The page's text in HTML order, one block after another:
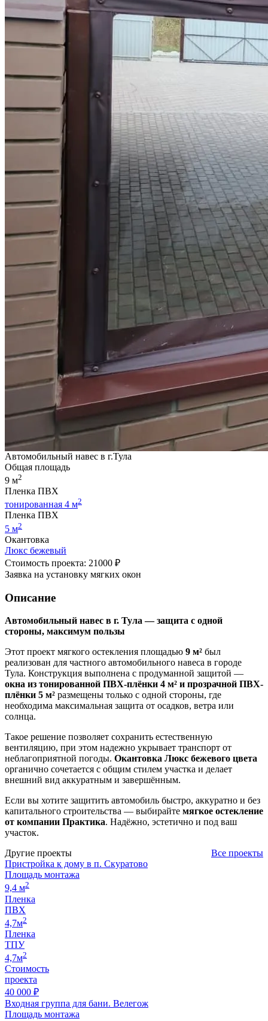
Автомобильный навес в г.Тула
Общая площадь
9 м2
Пленка ПВХ
тонированная 4 м2
Пленка ПВХ
5 м2
Окантовка
Люкс бежевый
Стоимость проекта: 21000 ₽
Заявка на установку мягких окон
Описание
Автомобильный навес в г. Тула — защита с одной
стороны, максимум пользы
Этот проект мягкого остекления площадью 9 м² был
реализован для частного автомобильного навеса в городе
Тула. Конструкция выполнена с продуманной защитой —
окна из тонированной ПВХ-плёнки 4 м² и прозрачной ПВХ-
плёнки 5 м² размещены только с одной стороны, где
необходима максимальная защита от осадков, ветра или
солнца.
Такое решение позволяет сохранить естественную
вентиляцию, при этом надежно укрывает транспорт от
неблагоприятной погоды. Окантовка Люкс бежевого цвета
органично сочетается с общим стилем участка и делает
внешний вид аккуратным и завершённым.
Если вы хотите защитить автомобиль быстро, аккуратно и без
капитального строительства — выбирайте мягкое остекление
от компании Практика. Надёжно, эстетично и под ваш
участок.
Другие проекты
Все проекты
Пристройка к дому в п. Скуратово
Площадь монтажа
9,4 м2
Пленка
ПВХ
4,7м2
Пленка
ТПУ
4,7м2
Стоимость
проекта
40 000 ₽
Входная группа для бани. Велегож
Площадь монтажа